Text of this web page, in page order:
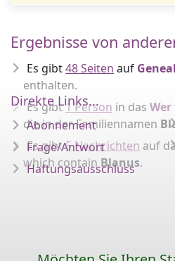
Ergebnisse von
Es gibt48 Seiten auf
enthalten.
Es gibt1 Person in das
die in der Familiennamen
Es gibt5 Nachrichten auf
which contain Blanus.
Direkte Links...
Abonnement
Frage/Antwort
Haftungsausschluss